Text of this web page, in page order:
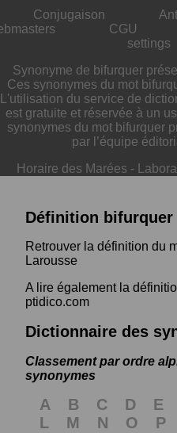
Conjugaison
CGU
settings
Synonyme de bifurquer
Ces synonymes du mot
L'utilisation du service de
est gratuite et réservée à un
synonymes du mot bifurquer
par l’équipe
Horaire des Marées -
Définition bifurquer
Retrouver la définition du
Larousse
A lire également la
ptidico.com
Dictionnaire des
Classement par ordre
synonymes
A B C D E
L
M N O P